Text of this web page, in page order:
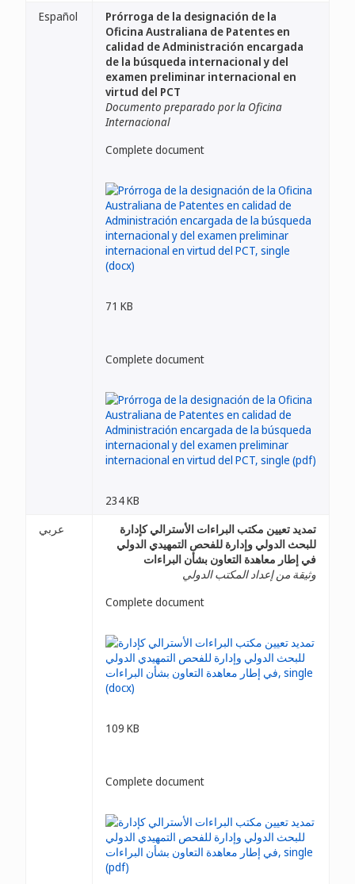
Español
Prórroga de la designación de la
Oficina Australiana de Patentes en
calidad de Administración encargada
de la búsqueda internacional y del
examen preliminar internacional en
virtud del PCT
Documento preparado por la Oficina
Internacional
Complete document
71 KB
Complete document
234 KB
عربي
تمديد تعيين مكتب البراءات الأسترالي كإدارة
للبحث الدولي وإدارة للفحص التمهيدي الدولي
في إطار معاهدة التعاون بشأن البراءات
وثيقة من إعداد المكتب الدولي
Complete document
109 KB
Complete document